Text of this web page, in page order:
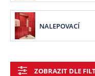
NALEPOVACÍ
ZOBRAZIT DLE